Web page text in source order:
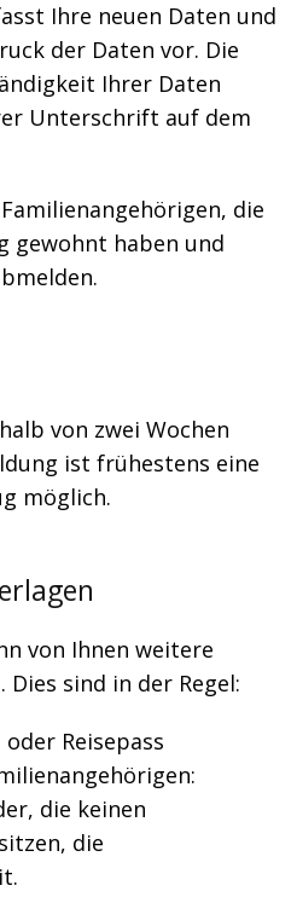
Ihre neuen Daten und
der Daten vor. Die
Ihrer Daten
Unterschrift auf dem
Familienangehörigen, die
gewohnt haben und
.
von zwei Wochen
ist frühestens eine
möglich.
von Ihnen weitere
sind in der Regel:
Reisepass
die keinen
die